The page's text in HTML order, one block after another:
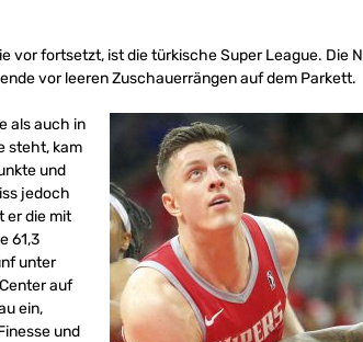
vor fortsetzt, ist die türkische Super League. Die
vor leeren Zuschauerrängen auf dem Parkett.
als auch in
steht, kam
und
jedoch
er die mit
61,3
unter
auf
ein,
und